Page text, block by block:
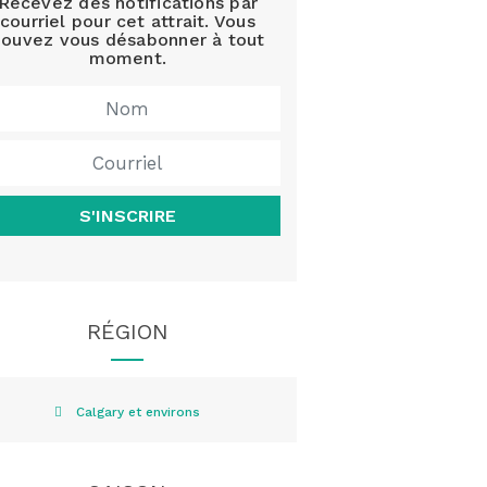
courriel pour cet attrait. Vous
vous désabonner à tout
moment.
S'INSCRIRE
RÉGION
Calgary et environs